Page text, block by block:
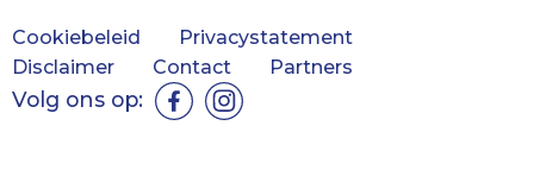
Cookiebeleid
Privacystatement
Disclaimer
Contact Partners
Volg ons op: